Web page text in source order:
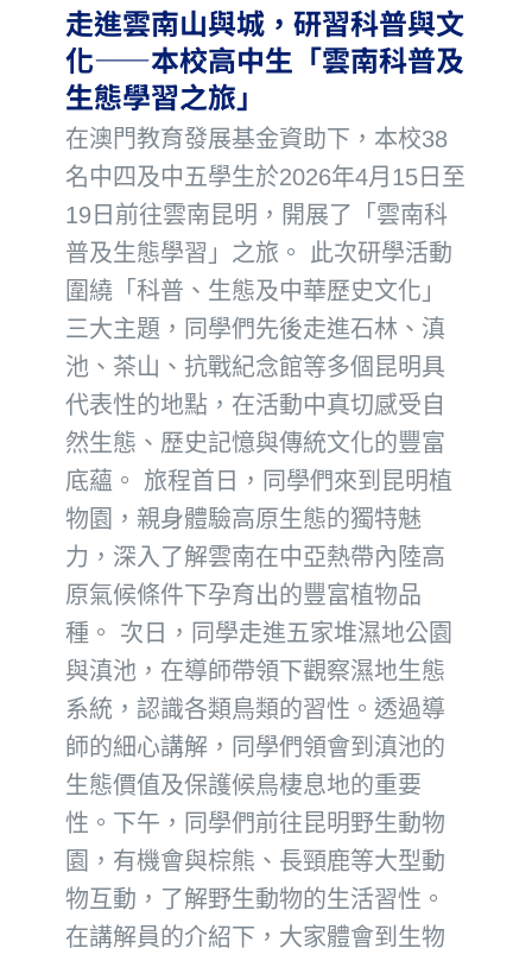
走進雲南山與城，研習科普與文
化——本校高中生「雲南科普及
生態學習之旅」
在澳門教育發展基金資助下，本校38
名中四及中五學生於2026年4月15日至
19日前往雲南昆明，開展了「雲南科
普及生態學習」之旅。 此次研學活動
圍繞「科普、生態及中華歷史文化」
三大主題，同學們先後走進石林、滇
池、茶山、抗戰紀念館等多個昆明具
代表性的地點，在活動中真切感受自
然生態、歷史記憶與傳統文化的豐富
底蘊。 旅程首日，同學們來到昆明植
物園，親身體驗高原生態的獨特魅
力，深入了解雲南在中亞熱帶內陸高
原氣候條件下孕育出的豐富植物品
種。 次日，同學走進五家堆濕地公園
與滇池，在導師帶領下觀察濕地生態
系統，認識各類鳥類的習性。透過導
師的細心講解，同學們領會到滇池的
生態價值及保護候鳥棲息地的重要
性。下午，同學們前往昆明野生動物
園，有機會與棕熊、長頸鹿等大型動
物互動，了解野生動物的生活習性。
在講解員的介紹下，大家體會到生物